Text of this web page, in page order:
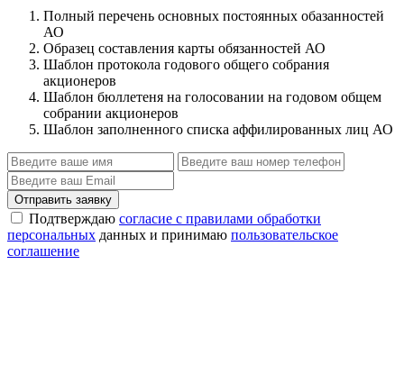
Полный перечень основных постоянных обазанностей
АО
Образец составления карты обязанностей АО
Шаблон протокола годового общего собрания
акционеров
Шаблон бюллетеня на голосовании на годовом общем
собрании акционеров
Шаблон заполненного списка аффилированных лиц АО
Отправить заявку
Подтверждаю согласие с правилами обработки
персональных данных и принимаю пользовательское
соглашение